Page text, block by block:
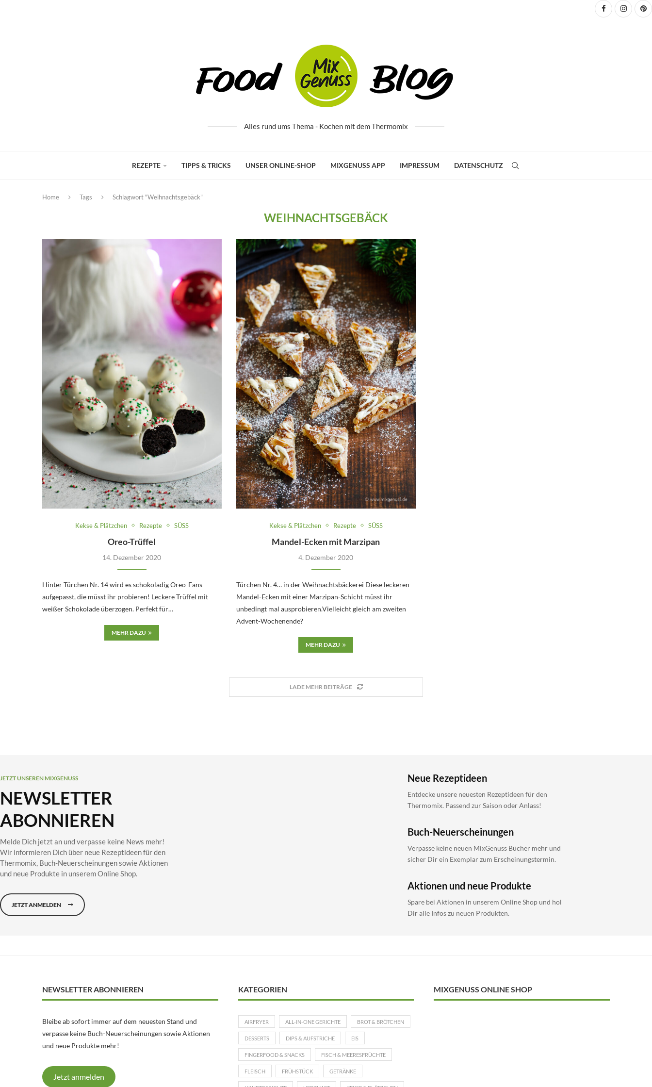
Alles rund ums Thema - Kochen mit dem Thermomix
REZEPTE TIPPS & TRICKS UNSER ONLINE-SHOP MIXGENUSS APP IMPRESSUM DATENSCHUTZ
Home Tags Schlagwort "Weihnachtsgebäck"
WEIHNACHTSGEBÄCK
Kekse & Plätzchen Rezepte SÜSS
Oreo-Trüffel
14. Dezember 2020
Hinter Türchen Nr. 14 wird es schokoladig Oreo-Fans
aufgepasst, die müsst ihr probieren! Leckere Trüffel mit
weißer Schokolade überzogen. Perfekt für…
MEHR DAZU
Kekse & Plätzchen Rezepte SÜSS
Mandel-Ecken mit Marzipan
4. Dezember 2020
Türchen Nr. 4… in der Weihnachtsbäckerei Diese leckeren
Mandel-Ecken mit einer Marzipan-Schicht müsst ihr
unbedingt mal ausprobieren.Vielleicht gleich am zweiten
Advent-Wochenende?
MEHR DAZU
LADE MEHR BEITRÄGE
JETZT UNSEREN MIXGENUSS
NEWSLETTER
ABONNIEREN
Melde Dich jetzt an und verpasse keine News mehr!
Wir informieren Dich über neue Rezeptideen für den
Thermomix, Buch-Neuerscheinungen sowie Aktionen
und neue Produkte in unserem Online Shop.
JETZT ANMELDEN
Neue Rezeptideen
Entdecke unsere neuesten Rezeptideen für den
Thermomix. Passend zur Saison oder Anlass!
Buch-Neuerscheinungen
Verpasse keine neuen MixGenuss Bücher mehr und
sicher Dir ein Exemplar zum Erscheinungstermin.
Aktionen und neue Produkte
Spare bei Aktionen in unserem Online Shop und hol
Dir alle Infos zu neuen Produkten.
NEWSLETTER ABONNIEREN
Bleibe ab sofort immer auf dem neuesten Stand und
verpasse keine Buch-Neuerscheinungen sowie Aktionen
und neue Produkte mehr!
Jetzt anmelden
KATEGORIEN
AIRFRYER ALL-IN-ONE GERICHTE BROT & BRÖTCHEN
DESSERTS DIPS & AUFSTRICHE EIS
FINGERFOOD & SNACKS FISCH & MEERESFRÜCHTE
FLEISCH FRÜHSTÜCK GETRÄNKE
MIXGENUSS ONLINE SHOP